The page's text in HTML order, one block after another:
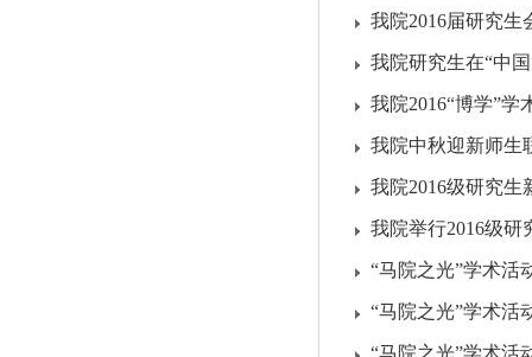
我院2016届研究生
我院研究生在“中
我院2016“博学”
我院中秋迎新师生
我院2016级研究生
我院举行2016级研
“马院之光”学术活
“马院之光”学术活
“马院之光”学术活